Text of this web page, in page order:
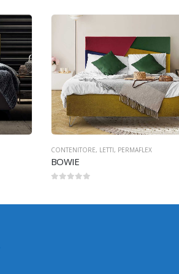
CONTENITORE, LETTI, STILFAR
EMMA